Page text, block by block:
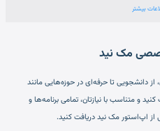
بیشتر
مک نید
دانشجویی تا حرفه‌ای در حوزه‌هایی مانند
و متناسب با نیازتان، تمامی برنامه‌ها و
از اپ‌استور مک نید دریافت کنید.